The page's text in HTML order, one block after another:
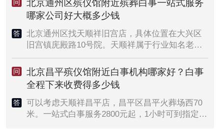
全方位服务。如需咨询或紧急上门服务，可拨打
服务电话，专业殡仪顾问会在30分钟内响应，并
根据家属需求安排服务人员快速上门。
问
北京通州区殡仪馆附近殡葬白事一站式服务
哪家公司好大概多少钱
答
北京通州区找天顺祥旧宫店，具体位置在大兴区
旧宫镇庑殿路10号院。天顺祥属于行业知名老店
铺了，服务好、价格透明。他们凭借着自身品牌
影响力，过硬的产品品质和亲民的价格，得到很
多北京南城客户的认可，尤其是老北京人的认
可。可以咨询了解下。白事的话现在是2千左右
起，根据套餐不同，价格不一样。
问
北京昌平殡仪馆附近白事机构哪家好？白事
全程下来收费得多少钱
答
可以考虑天顺祥昌平店，昌平区昌平火葬场西70
米。一站式白事服务2800元起，1小时可到指定